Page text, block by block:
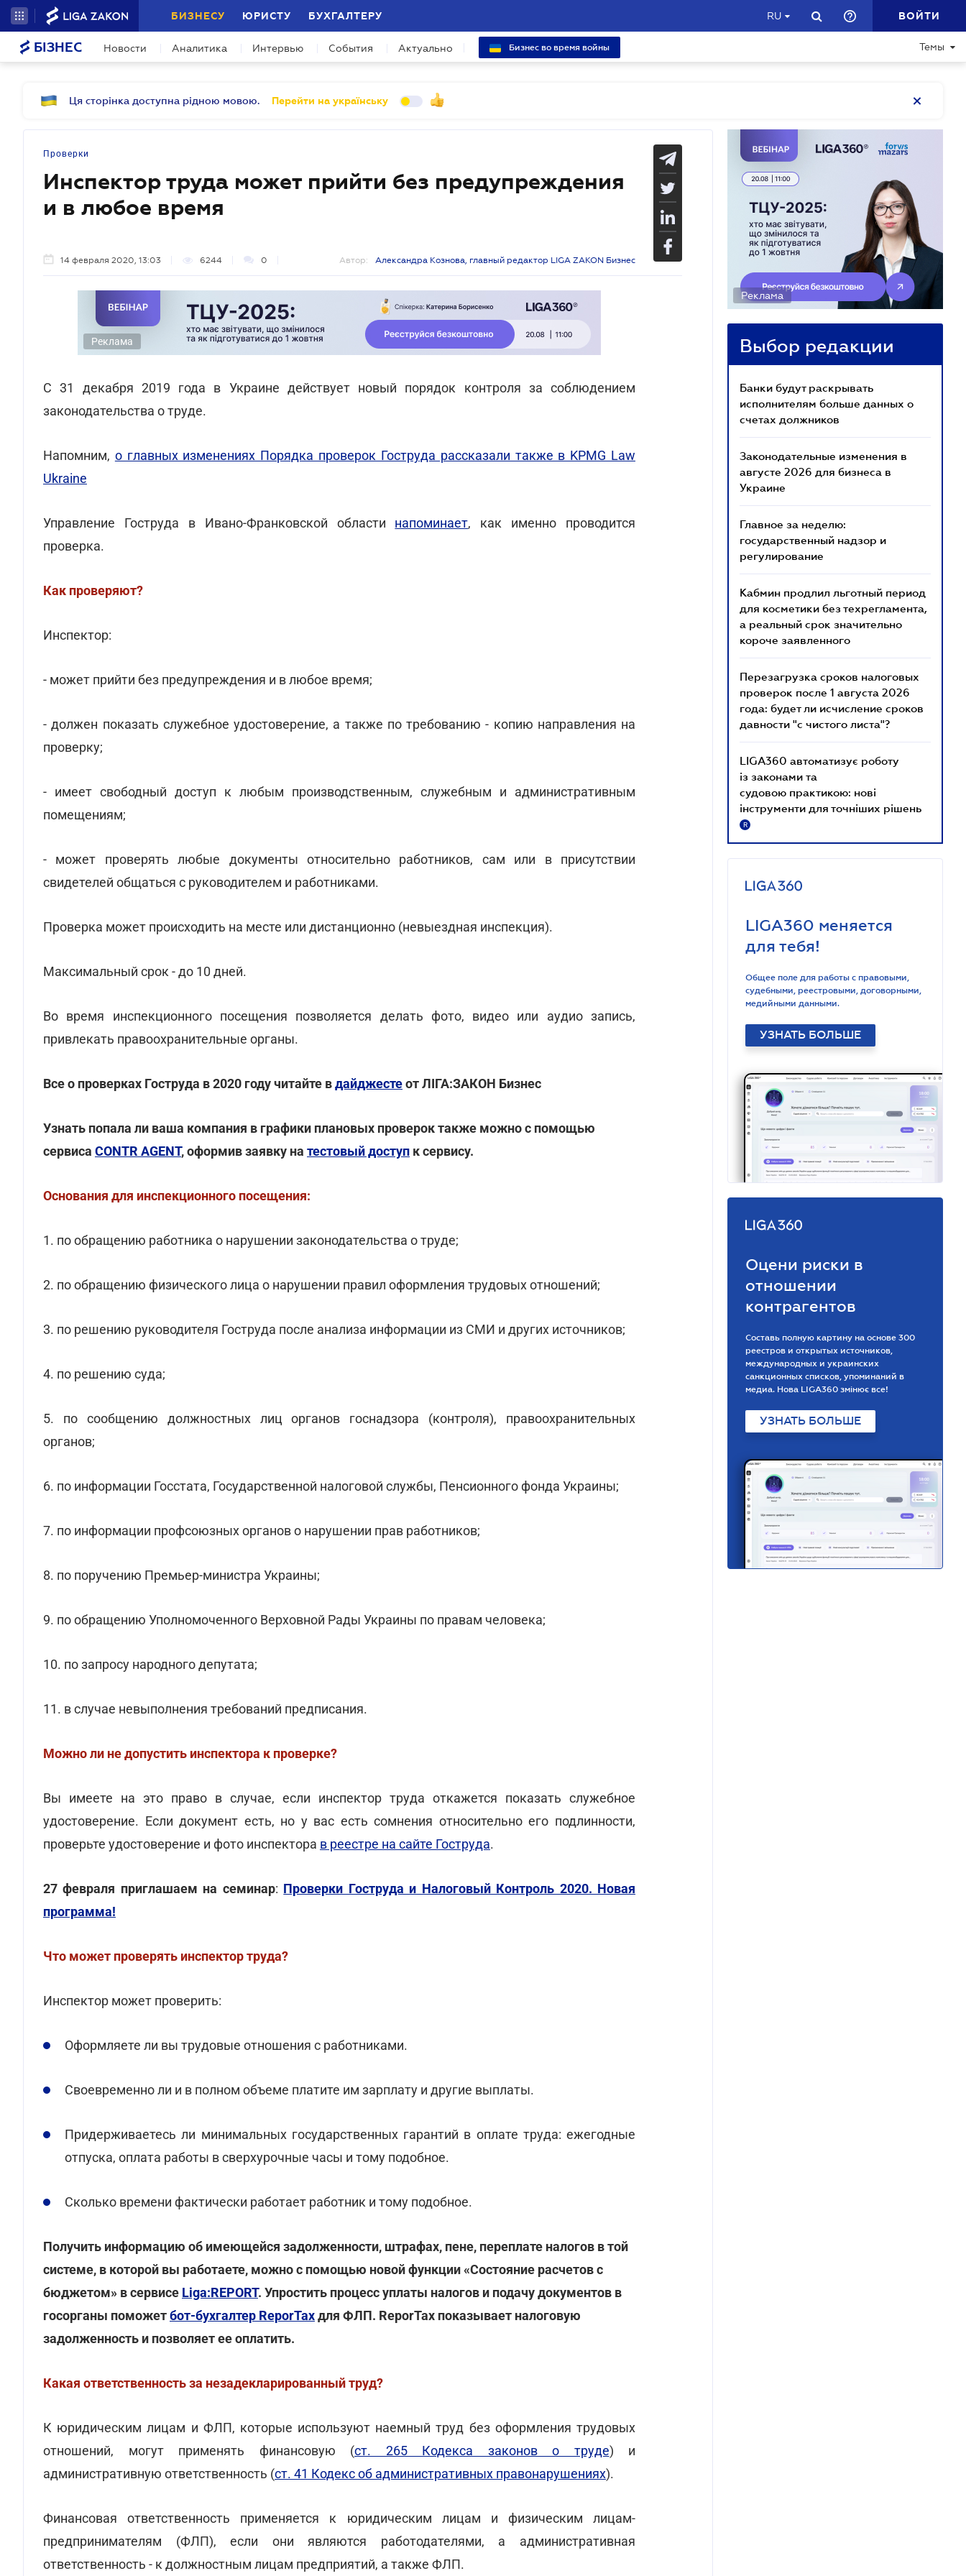
БИЗНЕСУ ЮРИСТУ БУХГАЛТЕРУ RU ВОЙТИ
БІЗНЕС Новости Аналитика Интервью События Актуально Бизнес во время войны Темы
Ця сторінка доступна рідною мовою. Перейти на українську
Проверки
Инспектор труда может прийти без предупреждения
и в любое время
14 февраля 2020, 13:03 6244 0 Автор: Александра Кознова, главный редактор LIGA ZAKON Бизнес
Реклама
С 31 декабря 2019 года в Украине действует новый порядок контроля за соблюдением
законодательства о труде.
Напомним, о главных изменениях Порядка проверок Гоструда рассказали также в KPMG Law
Ukraine
Управление Гоструда в Ивано-Франковской области напоминает, как именно проводится
проверка.
Как проверяют?
Инспектор:
- может прийти без предупреждения и в любое время;
- должен показать служебное удостоверение, а также по требованию - копию направления на
проверку;
- имеет свободный доступ к любым производственным, служебным и административным
помещениям;
- может проверять любые документы относительно работников, сам или в присутствии
свидетелей общаться с руководителем и работниками.
Проверка может происходить на месте или дистанционно (невыездная инспекция).
Максимальный срок - до 10 дней.
Во время инспекционного посещения позволяется делать фото, видео или аудио запись,
привлекать правоохранительные органы.
Все о проверках Гоструда в 2020 году читайте вдайджестеот ЛІГА:ЗАКОН Бизнес
Узнать попала ли ваша компания в графики плановых проверок также можно с помощью
сервиса CONTR AGENT, оформив заявку на тестовый доступ к сервису.
Основания для инспекционного посещения:
1. по обращению работника о нарушении законодательства о труде;
2. по обращению физического лица о нарушении правил оформления трудовых отношений;
3. по решению руководителя Гоструда после анализа информации из СМИ и других источников;
4. по решению суда;
5. по сообщению должностных лиц органов госнадзора (контроля), правоохранительных
органов;
6. по информации Госстата, Государственной налоговой службы, Пенсионного фонда Украины;
7. по информации профсоюзных органов о нарушении прав работников;
8. по поручению Премьер-министра Украины;
9. по обращению Уполномоченного Верховной Рады Украины по правам человека;
10. по запросу народного депутата;
11. в случае невыполнения требований предписания.
Можно ли не допустить инспектора к проверке?
Вы имеете на это право в случае, если инспектор труда откажется показать служебное
удостоверение. Если документ есть, но у вас есть сомнения относительно его подлинности,
проверьте удостоверение и фото инспектора в реестре на сайте Гоструда.
27 февраля приглашаем на семинар: Проверки Гоструда и Налоговый Контроль 2020. Новая
программа!
Что может проверять инспектор труда?
Инспектор может проверить:
Оформляете ли вы трудовые отношения с работниками.
Своевременно ли и в полном объеме платите им зарплату и другие выплаты.
Придерживаетесь ли минимальных государственных гарантий в оплате труда: ежегодные
отпуска, оплата работы в сверхурочные часы и тому подобное.
Сколько времени фактически работает работник и тому подобное.
Получить информацию об имеющейся задолженности, штрафах, пене, переплате налогов в той
системе, в которой вы работаете, можно с помощью новой функции «Состояние расчетов с
бюджетом» в сервисе Liga:REPORT. Упростить процесс уплаты налогов и подачу документов в
госорганы поможетбот-бухгалтер ReporTaxдля ФЛП. ReporTax показывает налоговую
задолженность и позволяет ее оплатить.
Какая ответственность за незадекларированный труд?
К юридическим лицам и ФЛП, которые используют наемный труд без оформления трудовых
отношений, могут применять финансовую (ст. 265 Кодекса законов о труде) и
административную ответственность (ст. 41 Кодекс об административных правонарушениях).
Финансовая ответственность применяется к юридическим лицам и физическим лицам-
предпринимателям (ФЛП), если они являются работодателями, а административная
ответственность - к должностным лицам предприятий, а также ФЛП.
Реклама
Выбор редакции
Банки будут раскрывать
исполнителям больше данных о
счетах должников
Законодательные изменения в
августе 2026 для бизнеса в
Украине
Главное за неделю:
государственный надзор и
регулирование
Кабмин продлил льготный период
для косметики без техрегламента,
а реальный срок значительно
короче заявленного
Перезагрузка сроков налоговых
проверок после 1 августа 2026
года: будет ли исчисление сроков
давности "с чистого листа"?
LIGA360 автоматизує роботу
із законами та
судовою практикою: нові
інструменти для точніших рішень
R
LIGA360 меняется
для тебя!
Общее поле для работы с правовыми,
судебными, реестровыми, договорными,
медийными данными.
УЗНАТЬ БОЛЬШЕ
Оцени риски в
отношении
контрагентов
Составь полную картину на основе 300
реестров и открытых источников,
международных и украинских
санкционных списков, упоминаний в
медиа. Нова LIGA360 змінює все!
УЗНАТЬ БОЛЬШЕ